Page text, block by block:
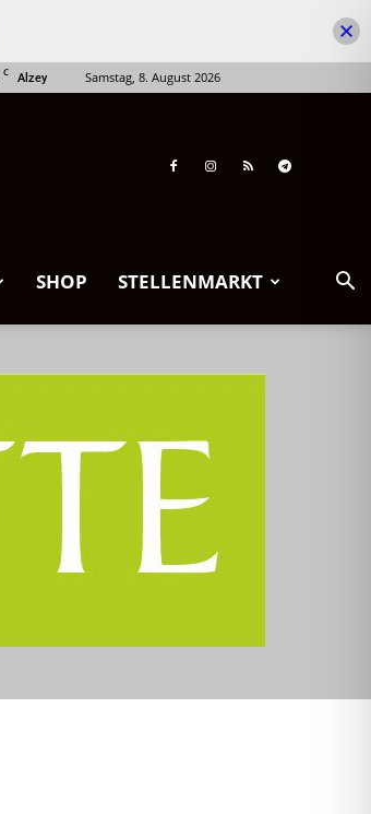
C Alzey Samstag, 8. August 2026
SHOP STELLENMARKT